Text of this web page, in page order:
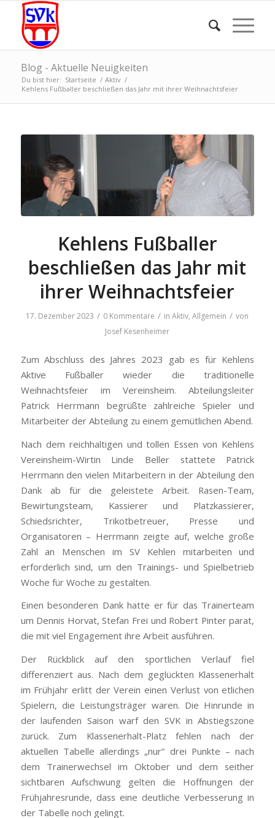
Blog - Aktuelle Neuigkeiten
Du bist hier: Startseite / Aktiv /
Kehlens Fußballer beschließen das Jahr mit ihrer Weihnachtsfeier
Kehlens Fußballer
beschließen das Jahr mit
ihrer Weihnachtsfeier
17. Dezember 2023 / 0 Kommentare / inAktiv,Allgemein / von
Josef Kesenheimer
Zum Abschluss des Jahres 2023 gab es für Kehlens
Aktive Fußballer wieder die traditionelle
Weihnachtsfeier im Vereinsheim. Abteilungsleiter
Patrick Herrmann begrüßte zahlreiche Spieler und
Mitarbeiter der Abteilung zu einem gemütlichen Abend.
Nach dem reichhaltigen und tollen Essen von Kehlens
Vereinsheim-Wirtin Linde Beller stattete Patrick
Herrmann den vielen Mitarbeitern in der Abteilung den
Dank ab für die geleistete Arbeit. Rasen-Team,
Bewirtungsteam, Kassierer und Platzkassierer,
Schiedsrichter, Trikotbetreuer, Presse und
Organisatoren – Herrmann zeigte auf, welche große
Zahl an Menschen im SV Kehlen mitarbeiten und
erforderlich sind, um den Trainings- und Spielbetrieb
Woche für Woche zu gestalten.
Einen besonderen Dank hatte er für das Trainerteam
um Dennis Horvat, Stefan Frei und Robert Pinter parat,
die mit viel Engagement ihre Arbeit ausführen.
Der Rückblick auf den sportlichen Verlauf fiel
differenziert aus. Nach dem geglückten Klassenerhalt
im Frühjahr erlitt der Verein einen Verlust von etlichen
Spielern, die Leistungsträger waren. Die Hinrunde in
der laufenden Saison warf den SVK in Abstiegszone
zurück. Zum Klassenerhalt-Platz fehlen nach der
aktuellen Tabelle allerdings „nur“ drei Punkte – nach
dem Trainerwechsel im Oktober und dem seither
sichtbaren Aufschwung gelten die Hoffnungen der
Frühjahresrunde, dass eine deutliche Verbesserung in
der Tabelle noch gelingt.